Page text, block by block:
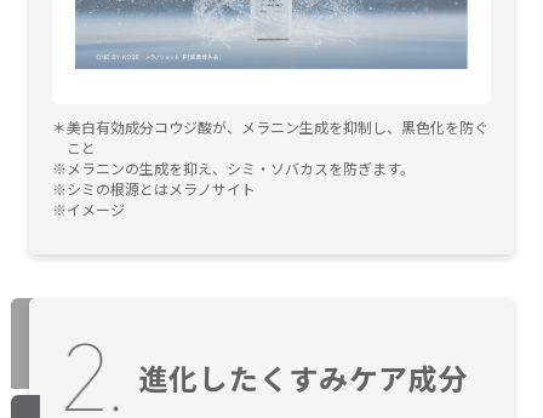
美白有効成分コウジ酸が、メラニン生成を抑制し、黒色化を防ぐ
こと
メラニンの生成を抑え、シミ・ソバカスを防ぎます。
シミの根源とはメラノサイト
イメージ
進化したくすみケア成分